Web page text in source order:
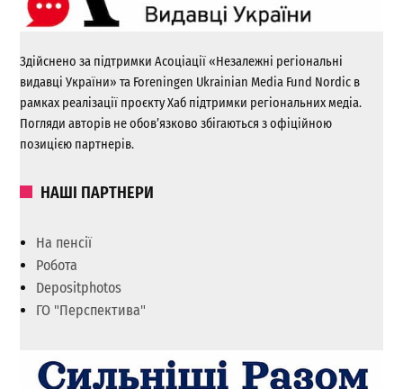
Здійснено за підтримки Асоціації «Незалежні регіональні
видавці України» та Foreningen Ukrainian Media Fund Nordic в
рамках реалізації проєкту Хаб підтримки регіональних медіа.
Погляди авторів не обов’язково збігаються з офіційною
позицією партнерів.
НАШІ ПАРТНЕРИ
На пенсії
Робота
Depositphotos
ГО "Перспектива"